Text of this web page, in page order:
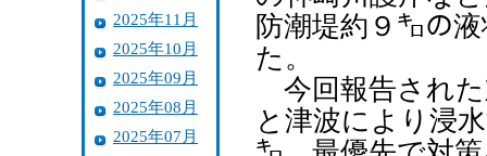
2025年11月
2025年10月
2025年09月
2025年08月
2025年07月
防潮堤約９㌔の
た。
今回報告された
と津波により浸